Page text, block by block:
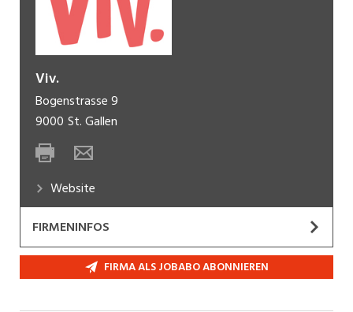
Viv.
Bogenstrasse 9
9000 St. Gallen
Website
FIRMENINFOS
Wohn- und Arbeitsmöglichkeiten für Menschen
mit Hirnverletzungen und Körperbehinderungen.
FIRMA ALS JOBABO ABONNIEREN